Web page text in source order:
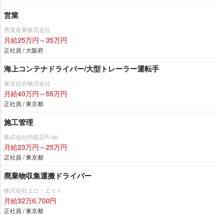
営業
秀英産業株式会社
月給25万円～35万円
正社員 / 大阪府
海上コンテナドライバー/大型トレーラー運転手
東京住吉株式会社
月給40万円～55万円
正社員 / 東京都
施工管理
株式会社内装店R-up
月給23万円～25万円
正社員 / 東京都
廃棄物収集運搬ドライバー
株式会社エコ・エイト
月給32万6,700円
正社員 / 東京都